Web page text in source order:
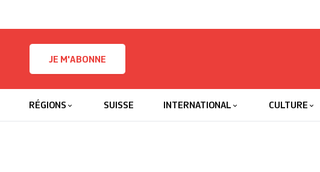
JE M'ABONNE
RÉGIONS SUISSE INTERNATIONAL CULTURE